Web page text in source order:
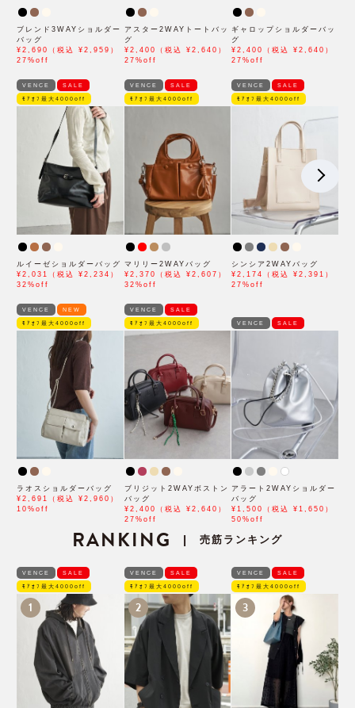
ブレンド3WAYショルダー
バッグ
¥2,690（税込 ¥2,959）
27%off
アスター2WAYトートバッ
グ
¥2,400（税込 ¥2,640）
27%off
ギャロップショルダーバッ
グ
¥2,400（税込 ¥2,640）
27%off
VENCE SALE
ﾓｱｵﾌ最大4000off
ルイーゼショルダーバッグ
¥2,031（税込 ¥2,234）
32%off
VENCE SALE
ﾓｱｵﾌ最大4000off
マリリー2WAYバッグ
¥2,370（税込 ¥2,607）
32%off
VENCE SALE
ﾓｱｵﾌ最大4000off
シンシア2WAYバッグ
¥2,174（税込 ¥2,391）
27%off
VENCE NEW
ﾓｱｵﾌ最大4000off
ラオスショルダーバッグ
¥2,691（税込 ¥2,960）
10%off
VENCE SALE
ﾓｱｵﾌ最大4000off
ブリジット2WAYボストン
バッグ
¥2,400（税込 ¥2,640）
27%off
VENCE SALE
アラート2WAYショルダー
バッグ
¥1,500（税込 ¥1,650）
50%off
RANKING | 売筋ランキング
VENCE SALE
ﾓｱｵﾌ最大4000off
1
VENCE SALE
ﾓｱｵﾌ最大4000off
2
VENCE SALE
ﾓｱｵﾌ最大4000off
3